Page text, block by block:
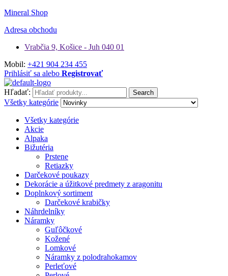
Mineral Shop
Adresa obchodu
Vrabčia 9, Košice - Juh 040 01
Mobil: +421 904 234 455
Prihlásiť sa alebo Registrovať
Hľadať: Search
Všetky kategórie
Všetky kategórie
Akcie
Alpaka
Bižutéria
Prstene
Retiazky
Darčekové poukazy
Dekorácie a úžitkové predmety z aragonitu
Doplnkový sortiment
Darčekové krabičky
Náhrdelníky
Náramky
Guľôčkové
Kožené
Lomkové
Náramky z polodrahokamov
Perleťové